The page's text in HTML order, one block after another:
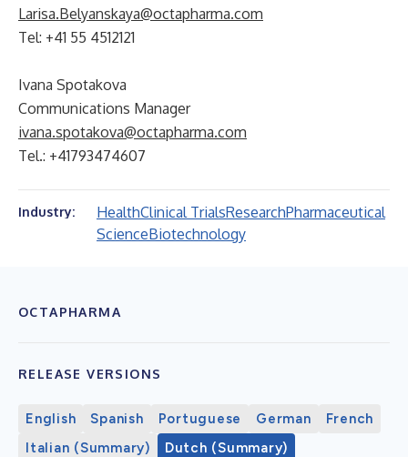
Larisa.Belyanskaya@octapharma.com
Tel: +41 55 4512121
Ivana Spotakova
Communications Manager
ivana.spotakova@octapharma.com
Tel.: +41793474607
Industry: HealthClinical TrialsResearchPharmaceutical
ScienceBiotechnology
OCTAPHARMA
RELEASE VERSIONS
English Spanish Portuguese German
French
Italian (Summary)
Dutch (Summary)